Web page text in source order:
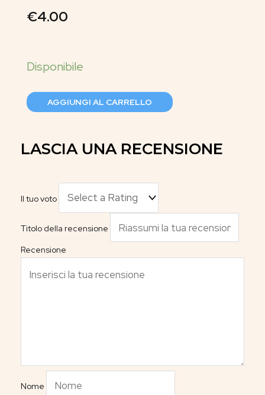
€4.00
AGGIUNGI AL CARRELLO
LASCIA UNA RECENSIONE
Il tuo voto
Titolo della recensione
Recensione
Nome